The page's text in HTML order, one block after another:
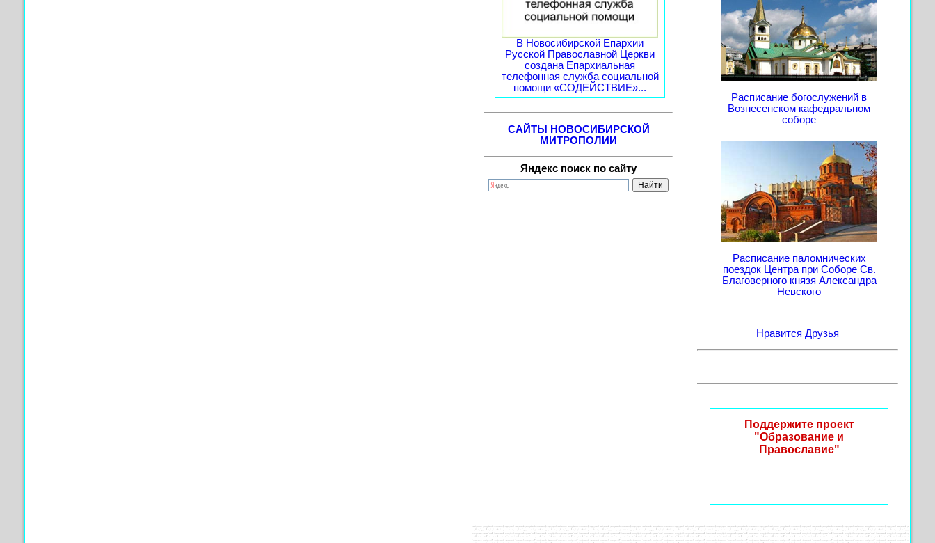
В Новосибирской Епархии
Русской Православной Церкви
создана Епархиальная
телефонная служба социальной
помощи «СОДЕЙСТВИЕ»...
САЙТЫ НОВОСИБИРСКОЙ
МИТРОПОЛИИ
Яндекс поиск по сайту
Расписание богослужений в
Вознесенском кафедральном
соборе
Расписание паломнических
поездок Центра при Соборе Св.
Благоверного князя Александра
Невского
Нравится Друзья
Поддержите проект
"Образование и
Православие"